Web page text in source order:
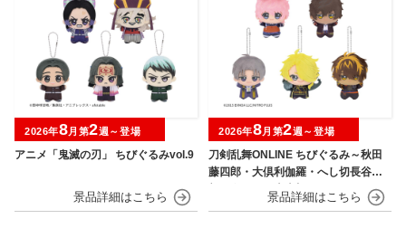
アニメ「鬼滅の刃」 ちびぐるみvol.9
2026年8月第2週～登場
刀剣乱舞ONLINE ちびぐるみ～秋田
藤四郎・大倶利伽羅・へし切長谷
部・獅子王・火車切～
2026年8月第2週～登場